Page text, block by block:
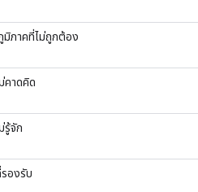
มิภาคที่ไม่ถูกต้อง
คาดคิด
รู้จัก
รองรับ